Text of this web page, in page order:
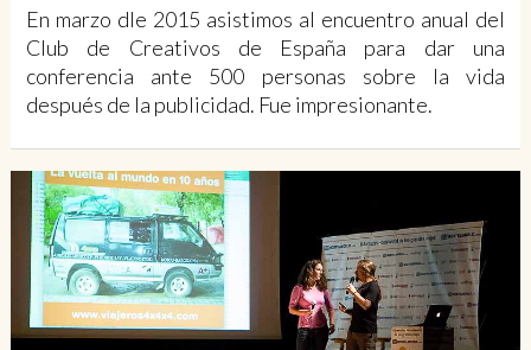
En marzo dle 2015 asistimos al encuentro anual del
Club de Creativos de España para dar una
conferencia ante 500 personas sobre la vida
después de la publicidad. Fue impresionante.